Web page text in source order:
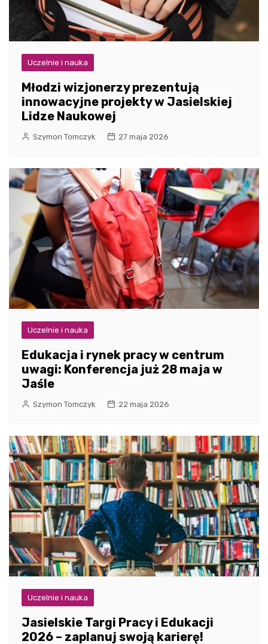
Uczelnie i nauka
Młodzi wizjonerzy prezentują
innowacyjne projekty w Jasielskiej
Lidze Naukowej
Szymon Tomczyk 27 maja 2026
Uczelnie i nauka
Edukacja i rynek pracy w centrum
uwagi: Konferencja już 28 maja w
Jaśle
Szymon Tomczyk 22 maja 2026
Uczelnie i nauka
Jasielskie Targi Pracy i Edukacji
2026 – zaplanuj swoją karierę!